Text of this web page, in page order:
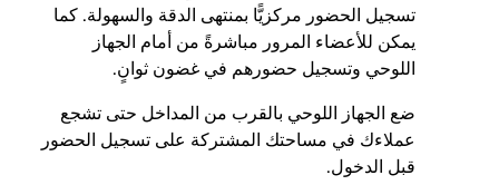
تسجيل الحضور مركزيًّا بمنتهى الدقة والسهولة. كما
يمكن للأعضاء المرور مباشرةً من أمام الجهاز
اللوحي وتسجيل حضورهم في غضون ثوانٍ.
ضع الجهاز اللوحي بالقرب من المداخل حتى تشجع
عملاءك في مساحتك المشتركة على تسجيل الحضور
قبل الدخول.